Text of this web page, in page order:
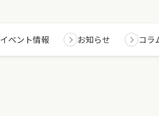
イベント情報 お知らせ コラ